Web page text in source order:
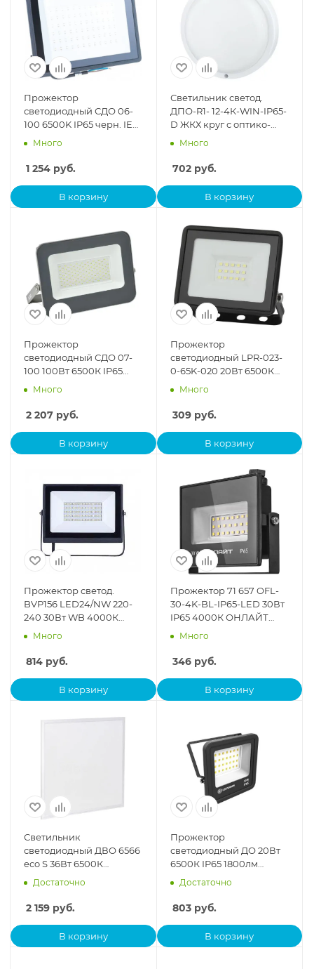
Прожектор
светодиодный СДО 06-
100 6500K IP65 черн. IEK
LPDO601-100-65-K02
Много
1 254 руб.
В корзину
Светильник светод.
ДПО-R1- 12-4К-WIN-IP65-
D ЖКХ круг с оптико-
микр. датч. TOKOV
Много
702руб.
В корзину
Прожектор
светодиодный СДО 07-
100 100Вт 6500К IP65
сер. IEK LPDO701-100-
Много
2 207 руб.
В корзину
Прожектор
светодиодный LPR-023-
0-65K-020 20Вт 6500К
1600лм IP65 103х99х23.5
Много
309руб.
В корзину
Прожектор светод.
BVP156 LED24/NW 220-
240 30Вт WB 4000К
Philips 911401828981
Много
814 руб.
В корзину
Прожектор 71 657 OFL-
30-4K-BL-IP65-LED 30Вт
IP65 4000К ОНЛАЙТ
71657
Много
346руб.
В корзину
Светильник
светодиодный ДВО 6566
eco S 36Вт 6500К
универс. без драйвера
ультратонкая панель IEK
LDV
Достаточно
2 159 руб.
В корзину
Прожектор
светодиодный ДО 20Вт
6500К IP65 1800лм
LEDVANCE
4058075709270
Достаточно
803руб.
В корзину